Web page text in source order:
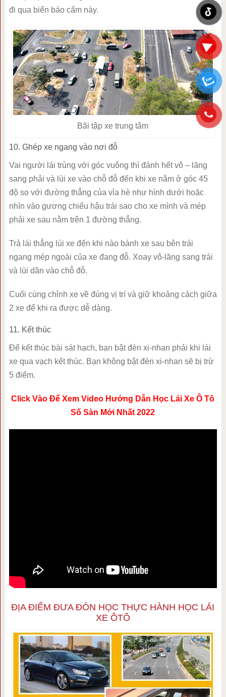
đi qua biển báo cấm này.
Bãi tập xe trung tâm
10. Ghép xe ngang vào nơi đỗ
Vai người lái trùng với góc vuông thì đánh hết vô – lăng
sang phải và lùi xe vào chỗ đỗ đến khi xe nằm ở góc 45
độ so với đường thẳng của vỉa hè như hình dưới hoặc
nhìn vào gương chiếu hậu trái sao cho xe mình và mép
phải xe sau nằm trên 1 đường thẳng.
Trả lái thẳng lùi xe đến khi nào bánh xe sau bên trái
ngang mép ngoài của xe đang đỗ. Xoay vô-lăng sang trái
và lùi dần vào chỗ đỗ.
Cuối cùng chỉnh xe về đúng vị trí và giữ khoảng cách giữa
2 xe để khi ra được dễ dàng.
11. Kết thúc
Để kết thúc bài sát hạch, bạn bật đèn xi-nhan phải khi lái
xe qua vạch kết thúc. Bạn không bật đèn xi-nhan sẽ bị trừ
5 điểm.
Click Vào Để Xem Video Hướng Dẫn Học Lái Xe Ô Tô
Số Sàn Mới Nhất 2022
ĐỊA ĐIỂM ĐƯA ĐÓN HỌC THỰC HÀNH HỌC LÁI
XE ÔTÔ